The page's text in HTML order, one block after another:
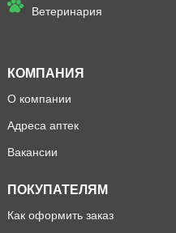
Ветеринария
КОМПАНИЯ
О компании
Адреса аптек
Вакансии
ПОКУПАТЕЛЯМ
Как оформить заказ